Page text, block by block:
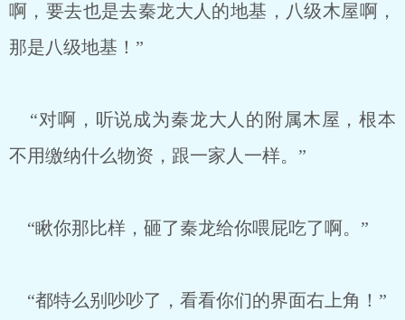
啊，要去也是去秦龙大人的地基，八级木屋啊，
那是八级地基！”
“对啊，听说成为秦龙大人的附属木屋，根本
不用缴纳什么物资，跟一家人一样。”
“瞅你那比样，砸了秦龙给你喂屁吃了啊。”
“都特么别吵吵了，看看你们的界面右上角！”